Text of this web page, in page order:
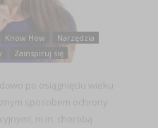
Know How
Narzędzia
Zainspiruj się
po osiągnięciu wieku
sposobem ochrony
m.in. chorobą